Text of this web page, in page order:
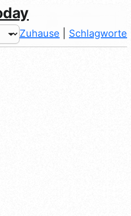
Zuhause Schlagworte